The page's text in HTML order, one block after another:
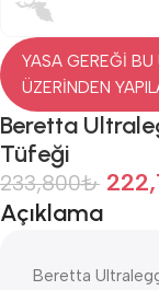
YASA GEREĞİ BU
ÜZERİNDEN
Beretta
Tüfeği
233,800₺
Açıklama
Beretta